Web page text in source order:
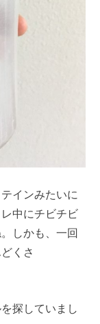
インみたいに
中にチビチビ
しかも、一回
くさ
探していまし